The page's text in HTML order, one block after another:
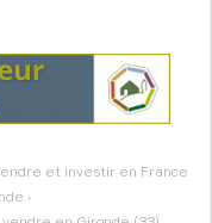
et investir en France
›